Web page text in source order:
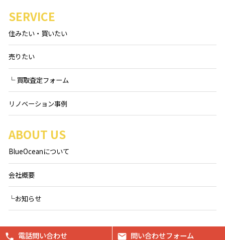
電話問い合わせ 問い合わせフォーム
SERVICE
住みたい・買いたい
売りたい
└ 買取査定フォーム
リノベーション事例
ABOUT US
BlueOceanについて
会社概要
└お知らせ